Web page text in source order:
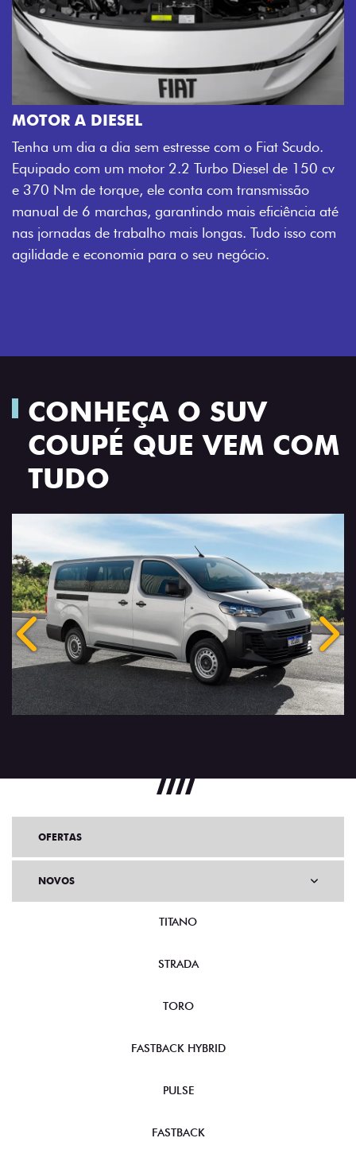
MOTOR A DIESEL
Tenha um dia a dia sem estresse com o Fiat Scudo.
Equipado com um motor 2.2 Turbo Diesel de 150 cv
e 370 Nm de torque, ele conta com transmissão
manual de 6 marchas, garantindo mais eficiência até
nas jornadas de trabalho mais longas. Tudo isso com
agilidade e economia para o seu negócio.
CONHEÇA O SUV
COUPÉ QUE VEM COM
TUDO
Anterior
OFERTAS
NOVOS
TITANO
STRADA
TORO
FASTBACK HYBRID
PULSE
FASTBACK